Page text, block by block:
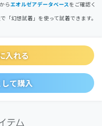
らエオルゼアデータベースをご確認く
「幻想試着」を使って試着できます。
入れる
て購入